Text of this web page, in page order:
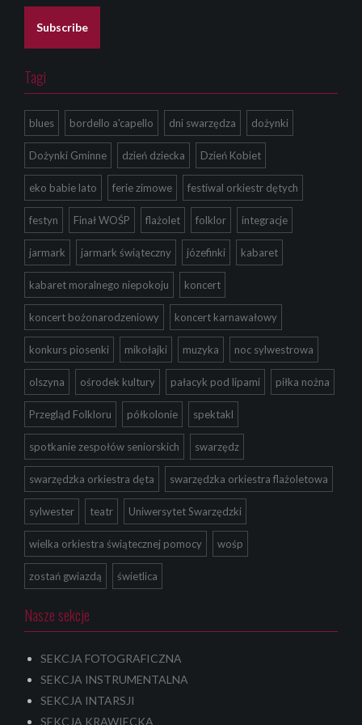
i
Subscribe
Tagi
blues bordello a'capello dni swarzędza dożynki
Dożynki Gminne dzień dziecka Dzień Kobiet
eko babie lato ferie zimowe festiwal orkiestr dętych
festyn Finał WOŚP flażolet folklor integracje
jarmark jarmark świąteczny józefinki kabaret
kabaret moralnego niepokoju koncert
koncert bożonarodzeniowy koncert karnawałowy
konkurs piosenki mikołajki muzyka noc sylwestrowa
olszyna ośrodek kultury pałacyk pod lipami piłka nożna
Przegląd Folkloru półkolonie spektakl
spotkanie zespołów seniorskich swarzędz
swarzędzka orkiestra dęta swarzędzka orkiestra flażoletowa
sylwester teatr Uniwersytet Swarzędzki
wielka orkiestra świątecznej pomocy wośp
zostań gwiazdą świetlica
Nasze sekcje
SEKCJA FOTOGRAFICZNA
SEKCJA INSTRUMENTALNA
SEKCJA INTARSJI
SEKCJA KRAWIECKA